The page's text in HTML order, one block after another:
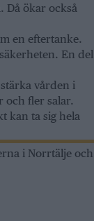
Då ökar också
en eftertanke.
En del
vården i
och fler salar.
kan ta sig hela
i Norrtälje och